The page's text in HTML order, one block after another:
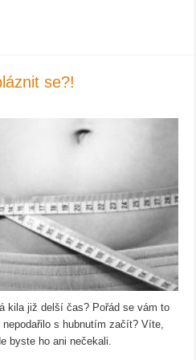
se?!
kila již delší čas? Pořád se vám to
s hubnutím začít? Víte,
byste ho ani nečekali.